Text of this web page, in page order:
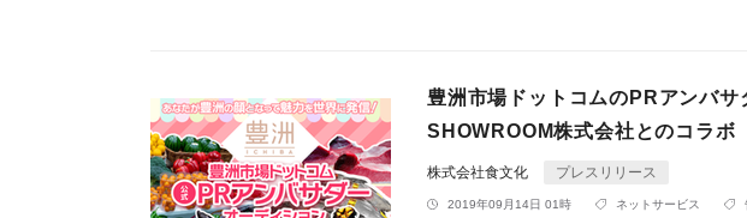
豊洲市場ドットコムのPRアンバサ
SHOWROOM株式会社とのコラボ
株式会社食文化 プレスリリース
2019年09月14日 01時 ネットサービス